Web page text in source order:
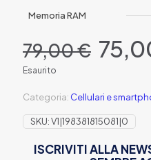
Memoria RAM
79,00€ Il
era:
Esaurito
Categoria: Cellulari e
SKU:V1|198381815081|0
ISCRIVITI ALLA